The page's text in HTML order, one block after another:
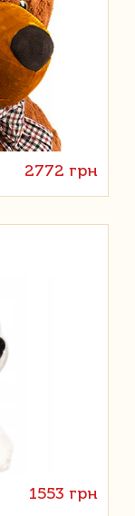
2772 грн
1553 грн